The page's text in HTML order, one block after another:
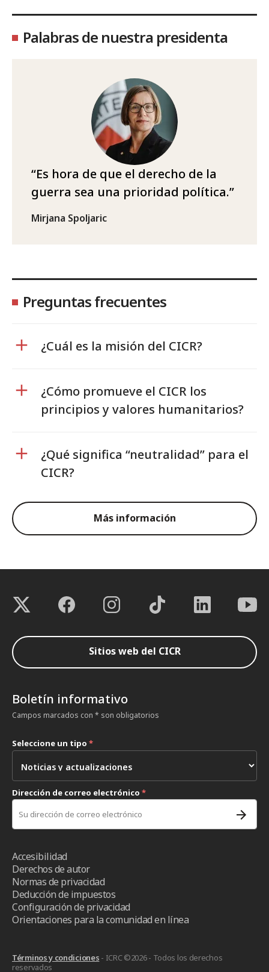
Palabras de nuestra presidenta
Es hora de que el derecho de la
guerra sea una prioridad política.
Mirjana Spoljaric
Preguntas frecuentes
¿Cuál es la misión del CICR?
¿Cómo promueve el CICR los
principios y valores humanitarios?
¿Qué significa “neutralidad” para el
CICR?
Más información
Sitios web del CICR
Boletín informativo
Campos marcados con * son obligatorios
Seleccione un tipo *
Dirección de correo electrónico *
Accesibilidad
Derechos de autor
Normas de privacidad
Deducción de impuestos
Configuración de privacidad
Orientaciones para la comunidad en línea
Términos y condiciones - ICRC ©2026 - Todos los derechos
reservados